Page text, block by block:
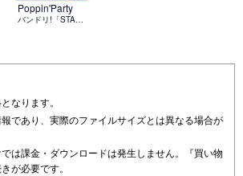
Poppin'Party
バンドリ!「STAR BEAT!～ホシノコドウ～」
なります。
報であり、実際のファイルサイズとは異なる場合が
は課金・ダウンロードは発生しません。『買い物
が必要です。